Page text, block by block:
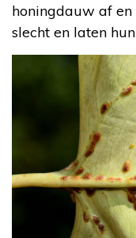
honingdauw af
slecht en laten